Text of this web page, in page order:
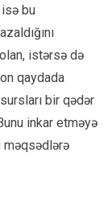
bu
istərsə də
qaydada
bir qədər
inkar etməyə
məqsədlərə